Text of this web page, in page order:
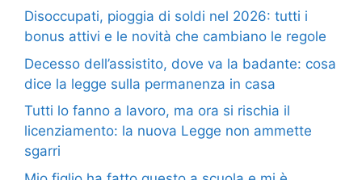
Disoccupati, pioggia di soldi nel 2026: tutti i
bonus attivi e le novità che cambiano le regole
Decesso dell’assistito, dove va la badante: cosa
dice la legge sulla permanenza in casa
Tutti lo fanno a lavoro, ma ora si rischia il
licenziamento: la nuova Legge non ammette
sgarri